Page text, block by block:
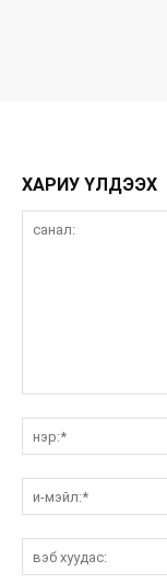
ХАРИУ ҮЛДЭЭХ